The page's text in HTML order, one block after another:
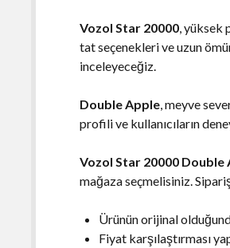
Vozol Star 20000, yüksek
tat seçenekleri ve uzun
inceleyeceğiz.
Double Apple, meyve
profili ve kullanıcıların
Vozol Star 20000 Double
mağaza seçmelisiniz.
Ürünün orijinal
Fiyat karşılaştırması